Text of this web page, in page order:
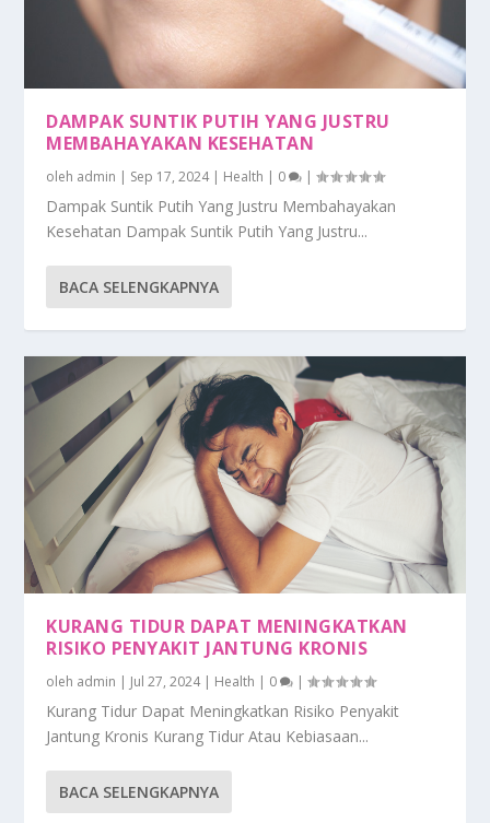
DAMPAK SUNTIK PUTIH YANG JUSTRU
MEMBAHAYAKAN KESEHATAN
oleh admin | Sep 17, 2024| Health | 0 |
Dampak Suntik Putih Yang Justru Membahayakan
Kesehatan Dampak Suntik Putih Yang Justru...
BACA SELENGKAPNYA
KURANG TIDUR DAPAT MENINGKATKAN
RISIKO PENYAKIT JANTUNG KRONIS
oleh admin | Jul 27, 2024| Health | 0 |
Kurang Tidur Dapat Meningkatkan Risiko Penyakit
Jantung Kronis Kurang Tidur Atau Kebiasaan...
BACA SELENGKAPNYA